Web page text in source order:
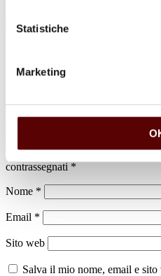
Statistiche
Marketing
Cimitero di Altedo
Il tuo indirizzo email non sarà
contrassegnati *
Nome *
Email *
Sito web
Salva il mio nome, email e